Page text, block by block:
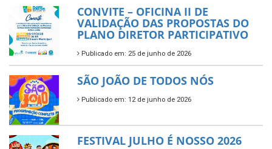
CONVITE – OFICINA II DE
VALIDAÇÃO DAS PROPOSTAS DO
PLANO DIRETOR PARTICIPATIVO
Publicado em: 25 de junho de 2026
SÃO JOÃO DE TODOS NÓS
Publicado em: 12 de junho de 2026
FESTIVAL JULHO É NOSSO 2026